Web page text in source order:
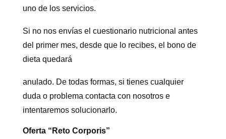
uno de los servicios.
Si no nos envías el cuestionario nutricional antes
del primer mes, desde que lo recibes, el bono de
dieta quedará
anulado. De todas formas, si tienes cualquier
duda o problema contacta con nosotros e
intentaremos solucionarlo.
Oferta “Reto Corporis”